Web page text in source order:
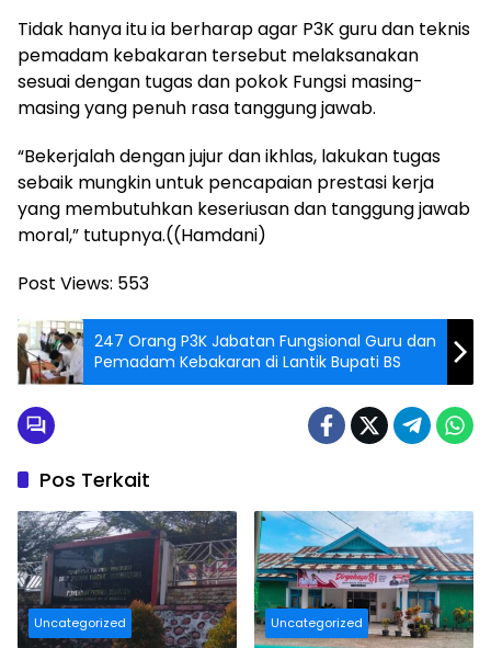
Tidak hanya itu ia berharap agar P3K guru dan teknis
pemadam kebakaran tersebut melaksanakan
sesuai dengan tugas dan pokok Fungsi masing-
masing yang penuh rasa tanggung jawab.
“Bekerjalah dengan jujur dan ikhlas, lakukan tugas
sebaik mungkin untuk pencapaian prestasi kerja
yang membutuhkan keseriusan dan tanggung jawab
moral,” tutupnya.((Hamdani)
Post Views: 553
247 Orang P3K Jabatan Fungsional Guru dan
Pos Terkait
Uncategorized Uncategorized